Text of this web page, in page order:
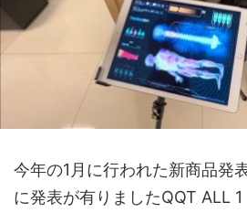
今年の1月に行われた新商品発
に発表が有りましたQQT ALL